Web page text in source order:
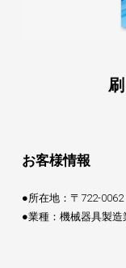
お客様情報
●所在地：〒722-
●業種：機械器具製造